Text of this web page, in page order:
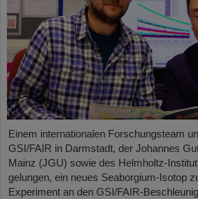
Einem internationalen Forschungsteam
GSI/FAIR in Darmstadt, der Johannes
Mainz (JGU) sowie des Helmholtz-
gelungen, ein neues Seaborgium-Isotop
Experiment an den GSI/FAIR-